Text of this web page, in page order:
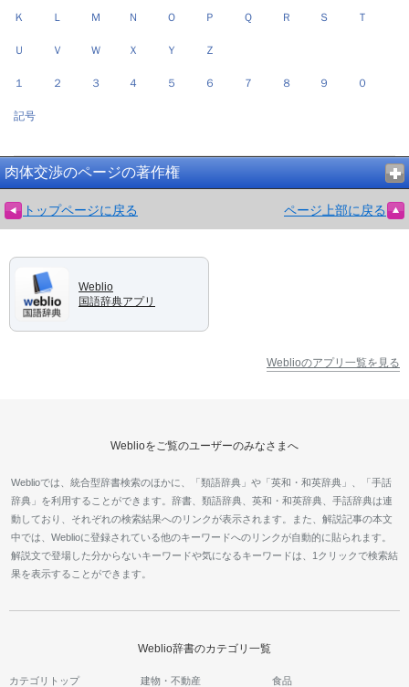
Ｋ Ｌ Ｍ Ｎ Ｏ Ｐ Ｑ Ｒ Ｓ Ｔ
Ｕ Ｖ Ｗ Ｘ Ｙ Ｚ
１ ２ ３ ４ ５ ６ ７ ８ ９ ０
記号
肉体交渉のページの著作権
トップページに戻る ページ上部に戻る
Weblio
国語辞典アプリ
Weblioのアプリ一覧を見る
Weblioをご覧のユーザーのみなさまへ
Weblioでは、統合型辞書検索のほかに、「類語辞典」や「英和・和英辞典」、「手話
辞典」を利用することができます。辞書、類語辞典、英和・和英辞典、手話辞典は連
動しており、それぞれの検索結果へのリンクが表示されます。また、解説記事の本文
中では、Weblioに登録されている他のキーワードへのリンクが自動的に貼られます。
解説文で登場した分からないキーワードや気になるキーワードは、1クリックで検索結
果を表示することができます。
Weblio辞書のカテゴリ一覧
カテゴリトップ 建物・不動産 食品